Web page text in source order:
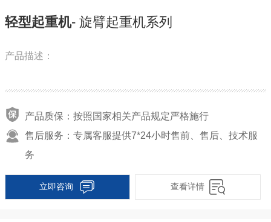
轻型起重机- 旋臂起重机系列
产品描述：
产品质保：按照国家相关产品规定严格施行
售后服务：专属客服提供7*24小时售前、售后、技术服
务
立即咨询 查看详情